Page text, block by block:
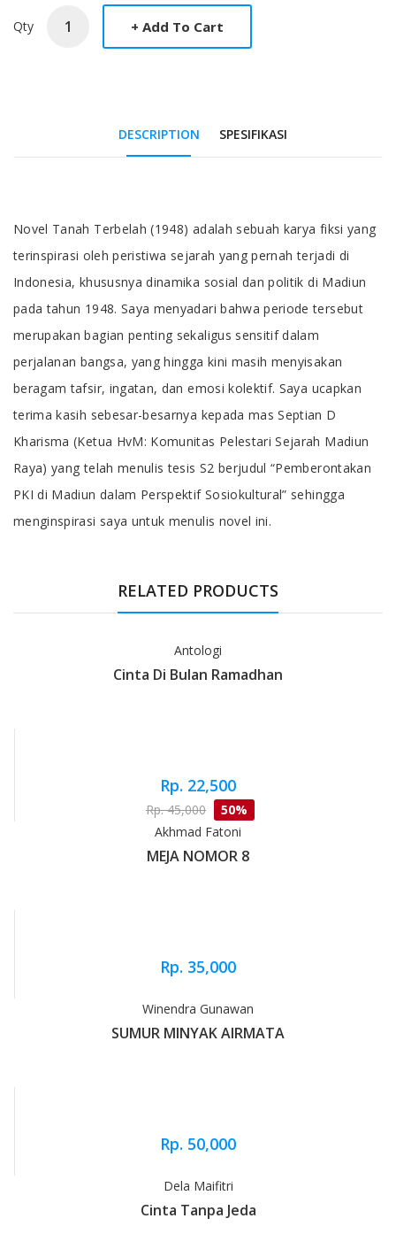
Qty
DESCRIPTION SPESIFIKASI
Tab Article
Novel Tanah Terbelah (1948) adalah sebuah karya fiksi yang
terinspirasi oleh peristiwa sejarah yang pernah terjadi di
Indonesia, khususnya dinamika sosial dan politik di Madiun
pada tahun 1948. Saya menyadari bahwa periode tersebut
merupakan bagian penting sekaligus sensitif dalam
perjalanan bangsa, yang hingga kini masih menyisakan
beragam tafsir, ingatan, dan emosi kolektif. Saya ucapkan
terima kasih sebesar-besarnya kepada mas Septian D
Kharisma (Ketua HvM: Komunitas Pelestari Sejarah Madiun
Raya) yang telah menulis tesis S2 berjudul “Pemberontakan
PKI di Madiun dalam Perspektif Sosiokultural” sehingga
menginspirasi saya untuk menulis novel ini.
RELATED PRODUCTS
Antologi
Cinta Di Bulan Ramadhan
Rp. 22,500
Rp. 45,000
50%
Akhmad Fatoni
MEJA NOMOR 8
Rp. 35,000
Winendra Gunawan
SUMUR MINYAK AIRMATA
Rp. 50,000
Dela Maifitri
Cinta Tanpa Jeda